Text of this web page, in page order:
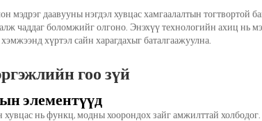
мэдрэг даавууны нэгдэл хувцас хамгаалалтын тогтвортой
чаддаг боломжийг олгоно. Энэхүү технологийн ахиц нь
хэмжээнд хүртэл сайн харагдахыг баталгаажуулна.
гоо зүй
элементүүд
хувцас нь функц, модны хоорондох зайг амжилттай